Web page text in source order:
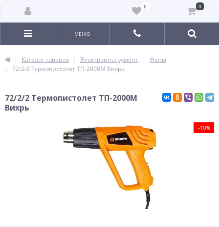
0 0
МЕНЮ
Каталог товаров Электроинструмент
Фены
72/2/2 Термопистолет ТП-2000М Вихрь
72/2/2 Термопистолет ТП-2000М
Вихрь
-10%